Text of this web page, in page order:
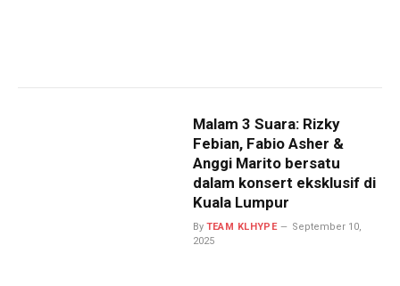
Malam 3 Suara: Rizky
Febian, Fabio Asher &
Anggi Marito bersatu
dalam konsert eksklusif di
Kuala Lumpur
By TEAM KLHYPE
September 10,
2025